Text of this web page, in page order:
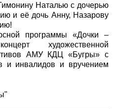
Наталью с дочерью
и её дочь Анну, Назарову
программы «Дочки –
художественной
АМУ КДЦ «Бугры» с
и инвалидов и вручением